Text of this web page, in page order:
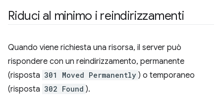
Riduci al minimo i reindirizzamenti
Quando viene richiesta una risorsa, il server può
rispondere con un reindirizzamento, permanente
(risposta 301 Moved Permanently ) o temporaneo
(risposta 302 Found ).